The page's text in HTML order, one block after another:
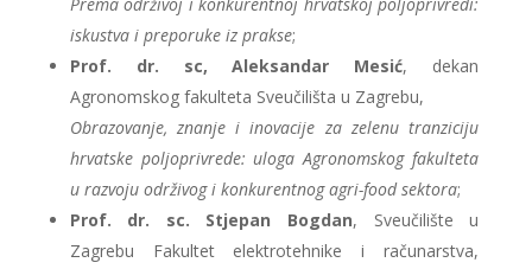
iskustva i preporuke iz prakse;
Prof. dr. sc, Aleksandar Mesić, dekan
Agronomskog fakulteta Sveučilišta u Zagrebu,
Obrazovanje, znanje i inovacije za zelenu tranziciju
hrvatske poljoprivrede: uloga Agronomskog fakulteta
u razvoju održivog i konkurentnog agri-food sektora;
Prof. dr. sc. Stjepan Bogdan, Sveučilište u
Zagrebu Fakultet elektrotehnike i računarstva,